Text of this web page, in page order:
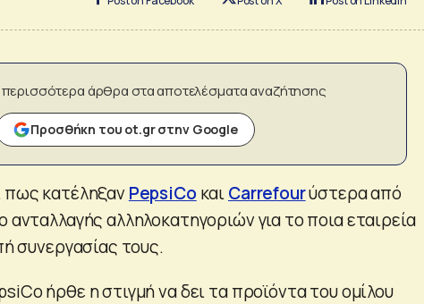
άρθρα στα αποτελέσματα αναζήτησης
Προσθήκη του ot.gr στην Google
πως κατέληξαν PepsiCo καιCarrefourύστερα από
ανταλλαγής αλληλοκατηγοριών για το ποια εταιρεία
συνεργασίας τους.
ήρθε η στιγμή να δει τα προϊόντα του ομίλου